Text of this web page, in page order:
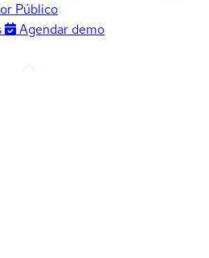
Público
Agendar demo